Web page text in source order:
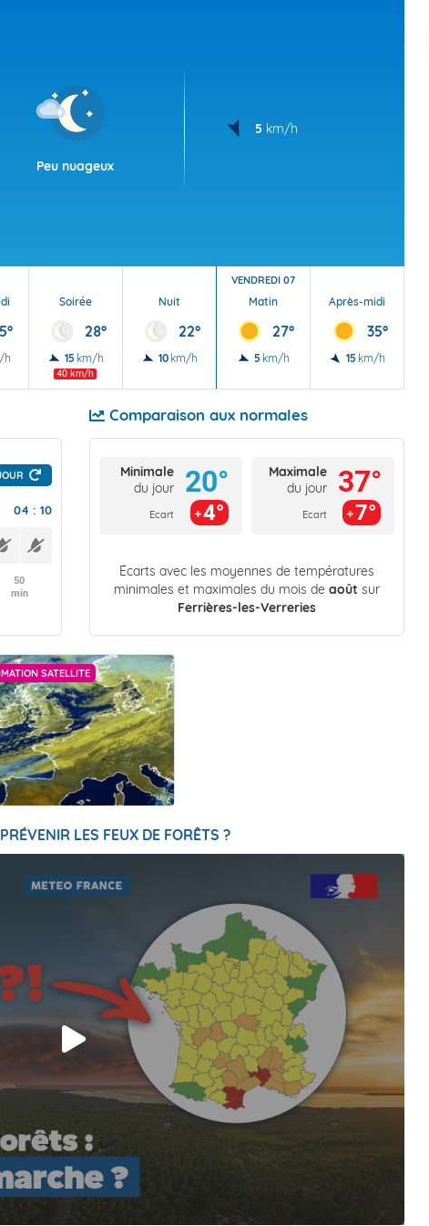
Peu nuageux
5 km/h
h
Soirée
28°
15 km/h
40 km/h
Nuit
22°
10 km/h
VENDREDI 07
Matin
27°
5 km/h
Après-midi
35°
15 km/h
04 : 10
50
min
Comparaison aux normales
Minimale
du jour
Ecart
20°
4°
Maximale
du jour
Ecart
37°
7°
Écarts avec les moyennes de températures
minimales et maximales du mois de août sur
Ferrières-les-Verreries
SATELLITE
LES FEUX DE FORÊTS ?